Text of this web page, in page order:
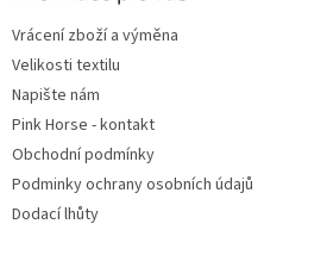
Vrácení zboží a výměna
Velikosti textilu
Napište nám
Pink Horse - kontakt
Obchodní podmínky
Podminky ochrany osobních údajů
Dodací lhůty